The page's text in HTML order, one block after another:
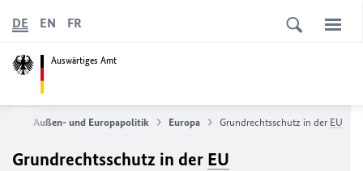
Auswärtiges Amt
DE EN FR
Außen- und Europapolitik Europa Grundrechtsschutz in der EU
Grundrechtsschutz in der EU